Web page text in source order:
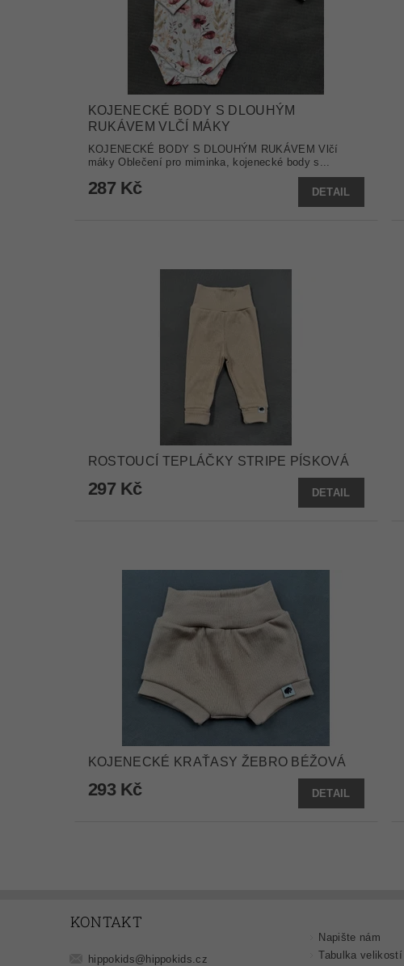
KOJENECKÉ BODY S DLOUHÝM
RUKÁVEM VLČÍ MÁKY
KOJENECKÉ BODY S DLOUHÝM RUKÁVEM Vlčí
máky Oblečení pro miminka, kojenecké body s...
287 Kč DETAIL
ROSTOUCÍ TEPLÁČKY STRIPE PÍSKOVÁ
297 Kč DETAIL
KOJENECKÉ KRAŤASY ŽEBRO BÉŽOVÁ
293 Kč DETAIL
KONTAKT
hippokids@ hippokids.cz
Napište nám
Tabulka velikostí